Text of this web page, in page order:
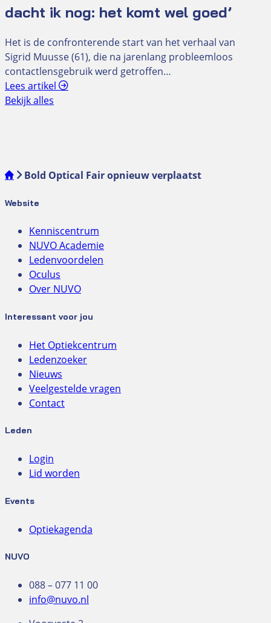
dacht ik nog: het komt wel goed’
Het is de confronterende start van het verhaal van
Sigrid Muusse (61), die na jarenlang probleemloos
contactlensgebruik werd getroffen…
Lees artikel
Bekijk alles
Bold Optical Fair opnieuw verplaatst
Website
Kenniscentrum
NUVO Academie
Ledenvoordelen
Oculus
Over NUVO
Interessant voor jou
Het Optiekcentrum
Ledenzoeker
Nieuws
Veelgestelde vragen
Contact
Leden
Login
Lid worden
Events
Optiekagenda
NUVO
088 – 077 11 00
info@nuvo.nl